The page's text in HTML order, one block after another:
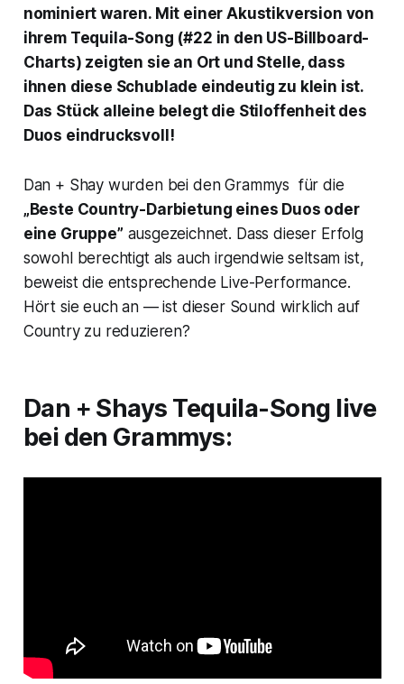
nominiert waren. Mit einer Akustikversion von
ihrem Tequila-Song (#22 in den US-Billboard-
Charts) zeigten sie an Ort und Stelle, dass
ihnen diese Schublade eindeutig zu klein ist.
Das Stück alleine belegt die Stiloffenheit des
Duos eindrucksvoll!
Dan + Shay wurden bei den Grammys für die
„Beste Country-Darbietung eines Duos oder
eine Gruppe” ausgezeichnet. Dass dieser Erfolg
sowohl berechtigt als auch irgendwie seltsam ist,
beweist die entsprechende Live-Performance.
Hört sie euch an — ist dieser Sound wirklich auf
Country zu reduzieren?
Dan + Shays Tequila-Song live
bei den Grammys: